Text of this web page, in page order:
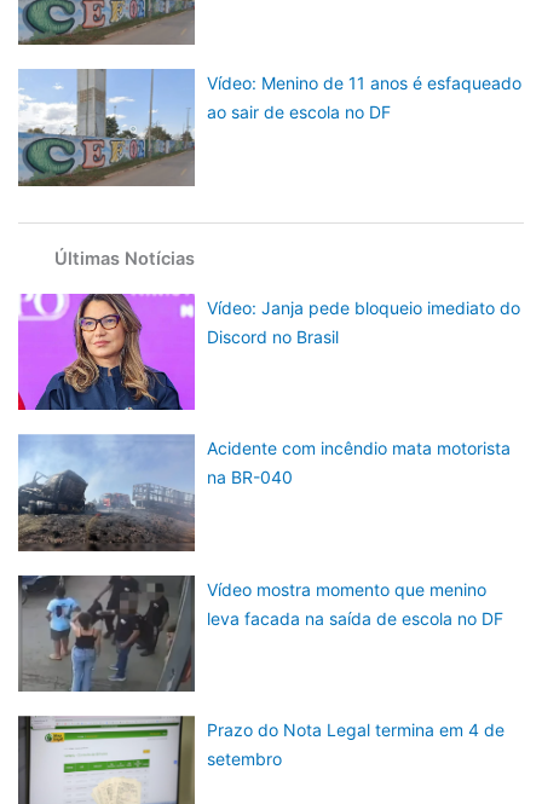
Vídeo: Menino de 11 anos é esfaqueado
ao sair de escola no DF
Últimas Notícias
Vídeo: Janja pede bloqueio imediato do
Discord no Brasil
Acidente com incêndio mata motorista
na BR-040
Vídeo mostra momento que menino
leva facada na saída de escola no DF
Prazo do Nota Legal termina em 4 de
setembro